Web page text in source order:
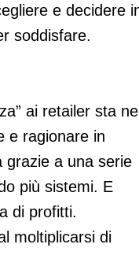
e decidere
soddisfare.
ai retailer sta
e ragionare in
grazie a una serie
più sistemi. E
di profitti.
moltiplicarsi di